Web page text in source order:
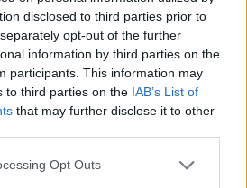
disclosed to third parties prior to
opt-out of the further
information by third parties on the
participants. This information may
to third parties on the IAB’s List of
that may further disclose it to other
Opt Outs
σελίδα1από1
1